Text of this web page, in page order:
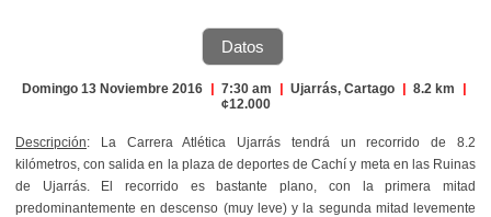
Datos
Domingo 13 Noviembre 2016 | 7:30 am | Ujarrás, Cartago | 8.2 km
|
¢12.000
Descripción: La Carrera Atlética Ujarrás tendrá un recorrido de 8.2
kilómetros, con salida en la plaza de deportes de Cachí y meta en las Ruinas
de Ujarrás. El recorrido es bastante plano, con la primera mitad
predominantemente en descenso (muy leve) y la segunda mitad levemente